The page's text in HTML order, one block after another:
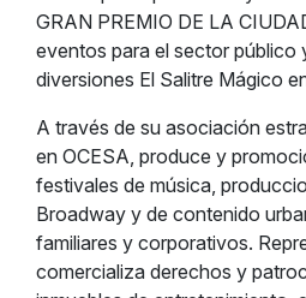
GRAN PREMIO DE LA
eventos para el sector público
diversiones El Salitre Mágico
A través de su asociación
en OCESA, produce y
festivales de música,
Broadway y de contenido
familiares y corporativos.
comercializa derechos y